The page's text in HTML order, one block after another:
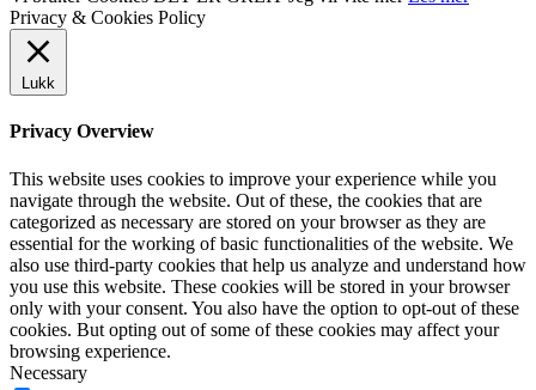
Privacy & Cookies Policy
Lukk
Privacy Overview
This website uses cookies to improve your experience while you
navigate through the website. Out of these, the cookies that are
categorized as necessary are stored on your browser as they are
essential for the working of basic functionalities of the website. We
also use third-party cookies that help us analyze and understand how
you use this website. These cookies will be stored in your browser
only with your consent. You also have the option to opt-out of these
cookies. But opting out of some of these cookies may affect your
browsing experience.
Necessary